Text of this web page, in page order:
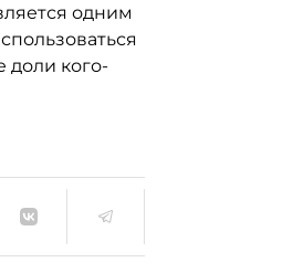
одним
доли кого-